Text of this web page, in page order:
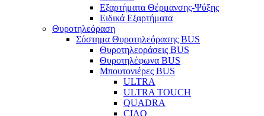
Εξαρτήματα Θέρμανσης-Ψύξης
Ειδικά Εξαρτήματα
Θυροτηλεόραση
Σύστημα Θυροτηλεόρασης BUS
Θυροτηλεοράσεις BUS
Θυροτηλέφωνα BUS
Μπουτονιέρες BUS
ULTRA
ULTRA TOUCH
QUADRA
CIAO